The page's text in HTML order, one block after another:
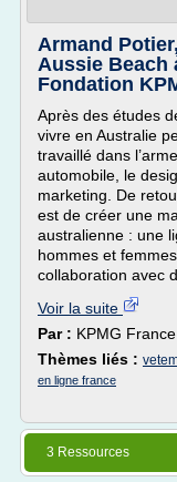
Armand
Aussie Beach
Fondation
Après des études
vivre en Australie
travaillé dans
automobile, le
marketing. De
est de créer une
australienne : une
hommes et
collaboration avec
Voir la suite
Par : KPMG France
Thèmes liés :
en ligne france
3 Ressources